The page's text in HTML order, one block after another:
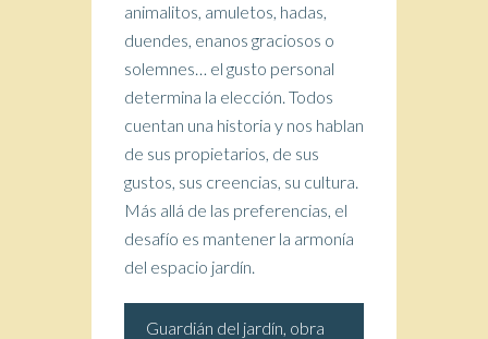
animalitos, amuletos, hadas,
duendes, enanos graciosos o
solemnes… el gusto personal
determina la elección. Todos
cuentan una historia y nos hablan
de sus propietarios, de sus
gustos, sus creencias, su cultura.
Más allá de las preferencias, el
desafío es mantener la armonía
del espacio jardín.
Guardián del jardín, obra